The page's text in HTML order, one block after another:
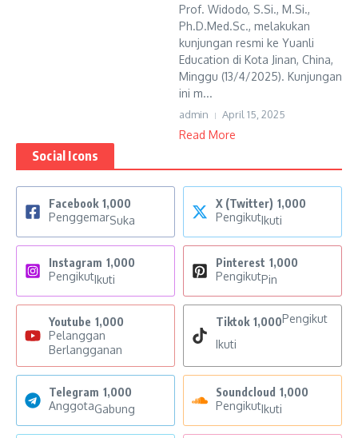
Prof. Widodo, S.Si., M.Si.,
Ph.D.Med.Sc., melakukan
kunjungan resmi ke Yuanli
Education di Kota Jinan, China,
Minggu (13/4/2025). Kunjungan
ini m...
admin April 15, 2025
Read More
Social Icons
Facebook 1,000
PenggemarSuka
X (Twitter) 1,000
PengikutIkuti
Instagram 1,000
PengikutIkuti
Pinterest 1,000
PengikutPin
Youtube 1,000
Pelanggan
Berlangganan
Tiktok 1,000Pengikut
Ikuti
Telegram 1,000
AnggotaGabung
Soundcloud 1,000
PengikutIkuti